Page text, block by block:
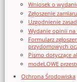
Wniosek o
Zgłoszenie
Uzgodnienie
Wydanie opinii na
Formularz
przydomowych
Pismo dotyczące
modeLOWE
Ochrona Środowiska